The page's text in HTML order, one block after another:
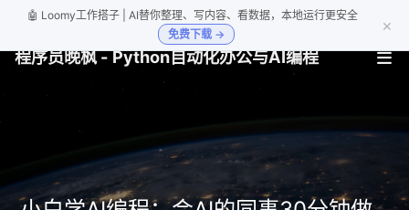
🤖 Loomy工作搭子 | AI替你整理、写内容、看数据，本地运行更安全
免费下载 →
×
程序员晚枫 - Python自动化办公与AI编程